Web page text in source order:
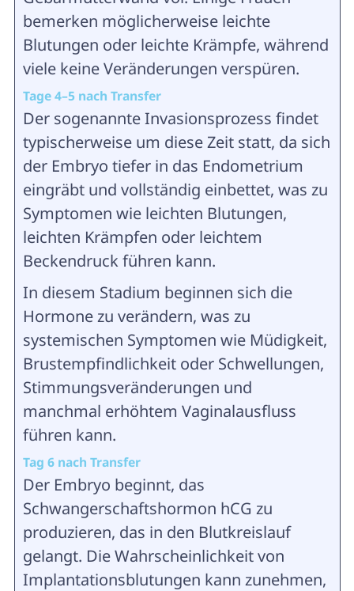
bemerken möglicherweise leichte
Blutungen oder leichte Krämpfe, während
viele keine Veränderungen verspüren.
Tage 4–5 nach Transfer
Der sogenannte Invasionsprozess findet
typischerweise um diese Zeit statt, da sich
der Embryo tiefer in das Endometrium
eingräbt und vollständig einbettet, was zu
Symptomen wie leichten Blutungen,
leichten Krämpfen oder leichtem
Beckendruck führen kann.
In diesem Stadium beginnen sich die
Hormone zu verändern, was zu
systemischen Symptomen wie Müdigkeit,
Brustempfindlichkeit oder Schwellungen,
Stimmungsveränderungen und
manchmal erhöhtem Vaginalausfluss
führen kann.
Tag 6 nach Transfer
Der Embryo beginnt, das
Schwangerschaftshormon hCG zu
produzieren, das in den Blutkreislauf
gelangt. Die Wahrscheinlichkeit von
Implantationsblutungen kann zunehmen,